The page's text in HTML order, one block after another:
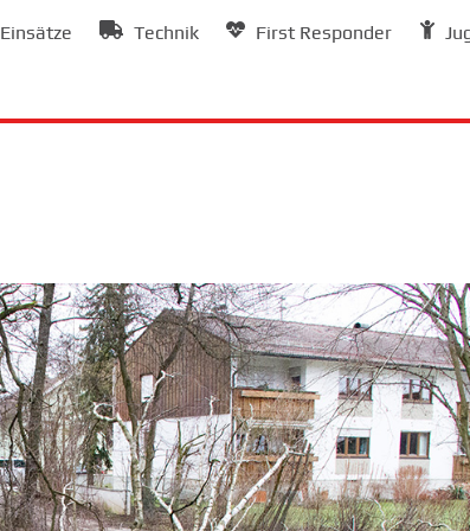
Einsätze Technik First Responder